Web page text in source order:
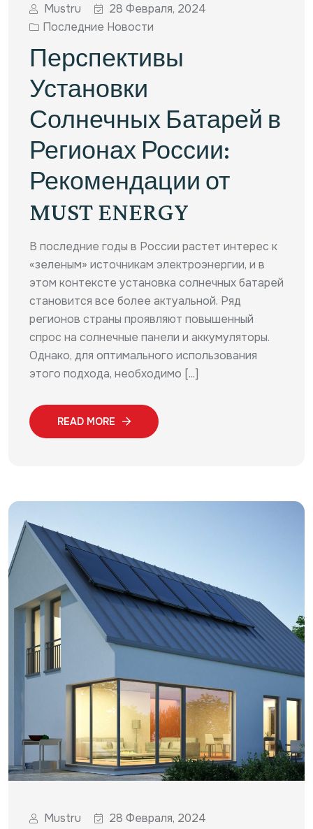
Mustru
28 Февраля, 2024
Последние Новости
Перспективы
Установки
Солнечных Батарей в
Регионах России:
Рекомендации от
MUST ENERGY
В последние годы в России растет интерес к
«зеленым» источникам электроэнергии, и в
этом контексте установка солнечных батарей
становится все более актуальной. Ряд
регионов страны проявляют повышенный
спрос на солнечные панели и аккумуляторы.
Однако, для оптимального использования
этого подхода, необходимо [...]
READ MORE
Mustru
28 Февраля, 2024